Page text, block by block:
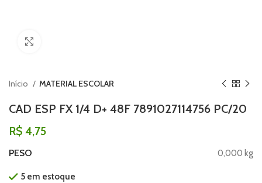
Início MATERIAL ESCOLAR
CAD ESP FX 1/4 D+ 48F 7891027114756 PC/20
R$ 4,75
PESO 0,000 kg
5 em estoque